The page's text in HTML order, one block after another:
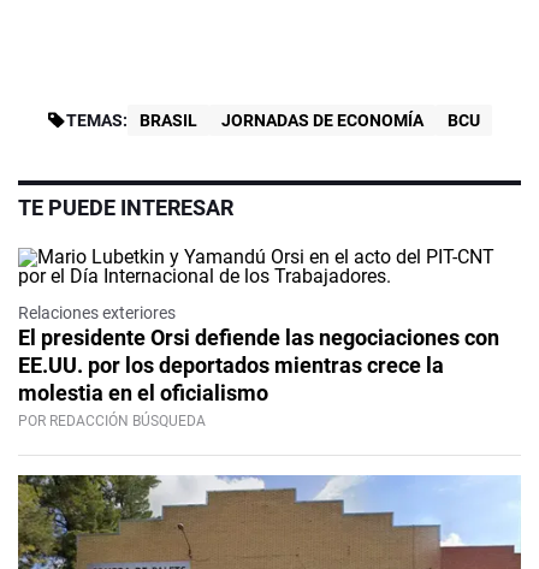
TEMAS: BRASIL JORNADAS DE ECONOMÍA BCU
TE PUEDE INTERESAR
Relaciones exteriores
El presidente Orsi defiende las negociaciones con
EE.UU. por los deportados mientras crece la
molestia en el oficialismo
POR REDACCIÓN BÚSQUEDA